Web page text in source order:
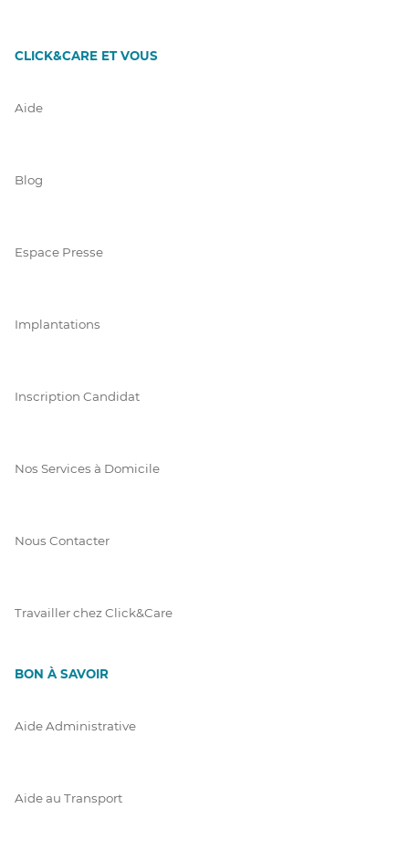
CLICK&CARE ET VOUS
Aide
Blog
Espace Presse
Implantations
Inscription Candidat
Nos Services à Domicile
Nous Contacter
Travailler chez Click&Care
BON À SAVOIR
Aide Administrative
Aide au Transport